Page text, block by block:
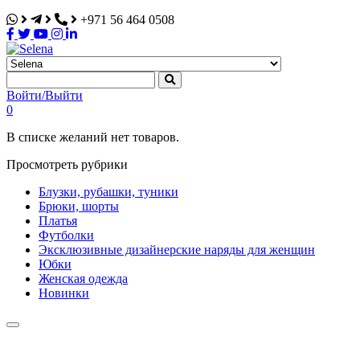
+971 56 464 0508
Selena
Интернет-магазин
Войти/Выйти
0
В списке желаний нет товаров.
Просмотреть рубрики
Блузки, рубашки, туники
Брюки, шорты
Платья
Футболки
Эксклюзивные дизайнерские наряды для женщин
Юбки
Женская одежда
Новинки